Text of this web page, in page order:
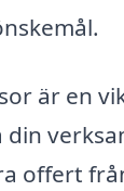
är en
din
offert